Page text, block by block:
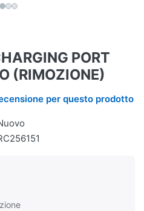
PORT
(RIMOZIONE)
per questo prodotto